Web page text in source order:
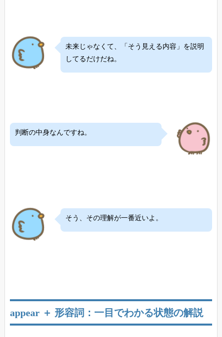
未来じゃなくて、「そう見える内容」を説明
してるだけだね。
判断の中身なんですね。
そう、その理解が一番近いよ。
appear ＋ 形容詞：一目でわかる状態の解説